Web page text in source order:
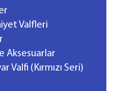
Valfleri
Aksesuarlar
Valfi (Kırmızı Seri)